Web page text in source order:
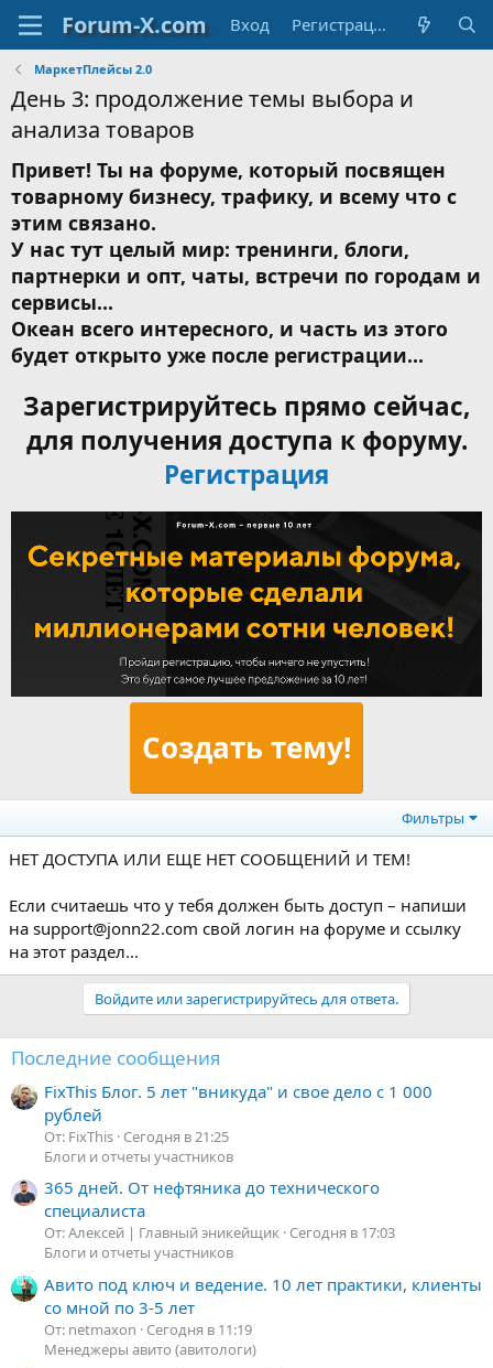
Вход Регистрация
МаркетПлейсы 2.0
День 3: продолжение темы выбора и
анализа товаров
Привет! Ты на форуме, который посвящен
товарному бизнесу, трафику, и всему что с
этим связано.
У нас тут целый мир: тренинги, блоги,
партнерки и опт, чаты, встречи по городам и
сервисы...
Океан всего интересного, и часть из этого
будет открыто уже после регистрации...
Зарегистрируйтесь прямо сейчас,
для получения доступа к форуму.
Регистрация
Создать тему!
Фильтры
НЕТ ДОСТУПА ИЛИ ЕЩЕ НЕТ СООБЩЕНИЙ И ТЕМ!
Если считаешь что у тебя должен быть доступ – напиши
на support@jonn22.com свой логин на форуме и ссылку
на этот раздел...
Войдите или зарегистрируйтесь для ответа.
Последние сообщения
FixThis Блог. 5 лет "вникуда" и свое дело с 1 000
рублей
От: FixThis Сегодня в 21:25
Блоги и отчеты участников
365 дней. От нефтяника до технического
специалиста
От: Алексей | Главный эникейщик Сегодня в 17:03
Блоги и отчеты участников
Авито под ключ и ведение. 10 лет практики, клиенты
со мной по 3-5 лет
От: netmaxon
Сегодня в 11:19
Менеджеры авито (авитологи)